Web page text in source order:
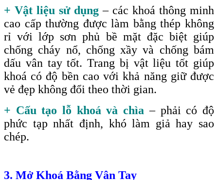
+ Vật liệu sử dụng – các khoá thông minh
cao cấp thường được làm bằng thép không
rỉ với lớp sơn phủ bề mặt đặc biệt giúp
chống cháy nổ, chống xầy và chống bám
dấu vân tay tốt. Trang bị vật liệu tốt giúp
khoá có độ bền cao với khả năng giữ được
vẻ đẹp không đổi theo thời gian.
+ Cấu tạo lỗ khoá và chìa – phải có độ
phức tạp nhất định, khó làm giả hay sao
chép.
3. Mở Khoá Bằng Vân Tay